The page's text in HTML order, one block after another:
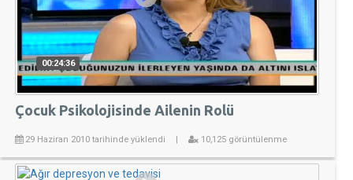
00:24:36
Çocuk Psikolojisinde Ailenin Rolü
29 Haziran 2010 tarihinde yüklendi | 10,125 görüntülenme